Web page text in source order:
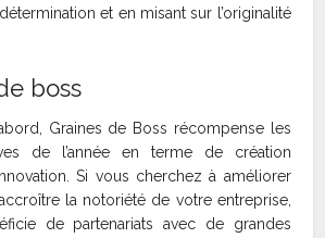
et en misant sur l’originalité
boss
Graines de Boss récompense les
de l’année en terme de création
Si vous cherchez à améliorer
la notoriété de votre entreprise,
de partenariats avec de grandes